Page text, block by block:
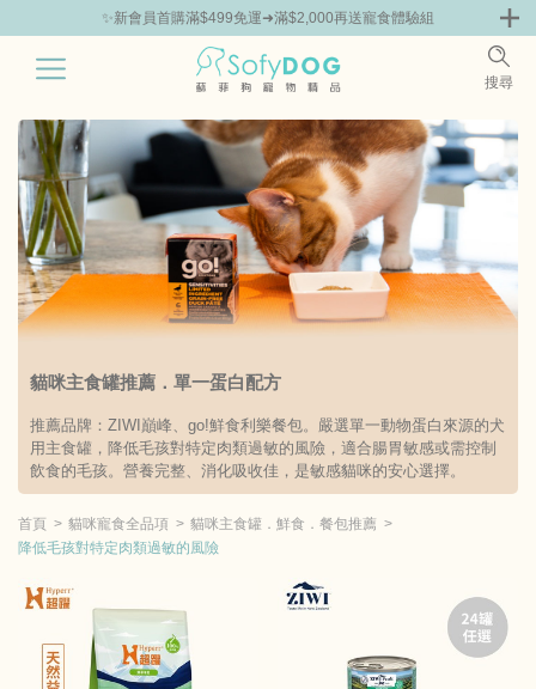
✨新會員首購滿$499免運➜滿$2,000再送寵食體驗組
搜尋
運 | 貓咪體驗組 品牌組合包86折起 主打品牌
貓咪主食罐推薦．單一蛋白配方
推薦品牌：ZIWI巔峰、go!鮮食利樂餐包。嚴選單一動物蛋白來源的犬
用主食罐，降低毛孩對特定肉類過敏的風險，適合腸胃敏感或需控制
飲食的毛孩。營養完整、消化吸收佳，是敏感貓咪的安心選擇。
首頁 貓咪寵食全品項
貓咪主食罐．鮮食．餐包推薦
降低毛孩對特定肉類過敏的風險